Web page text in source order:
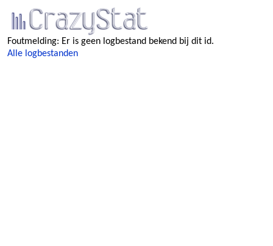
Foutmelding: Er is geen logbestand bekend bij dit id.
Alle logbestanden